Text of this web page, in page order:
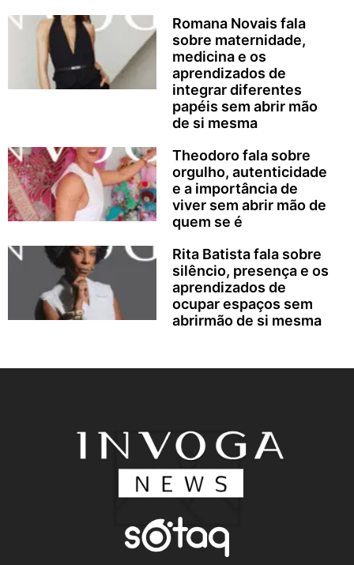
Romana Novais fala
sobre maternidade,
medicina e os
aprendizados de
integrar diferentes
papéis sem abrir mão
de si mesma
Theodoro fala sobre
orgulho, autenticidade
e a importância de
viver sem abrir mão de
quem se é
Rita Batista fala sobre
silêncio, presença e os
aprendizados de
ocupar espaços sem
abrirmão de si mesma